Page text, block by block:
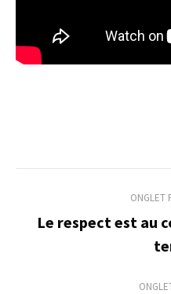
de
commentaire
ONGLET
Le respect est au